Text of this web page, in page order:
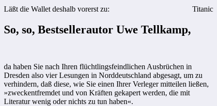
Läßt die Wallet deshalb vorerst zu:
Titanic
So, so, Bestsellerautor Uwe Tellkamp,
da haben Sie nach Ihren flüchtlingsfeindlichen Ausbrüchen in
Dresden also vier Lesungen in Norddeutschland abgesagt, um zu
verhindern, daß diese, wie Sie einen Ihrer Verleger mitteilen ließen,
»zweckentfremdet und von Kräften gekapert werden, die mit
Literatur wenig oder nichts zu tun haben«.